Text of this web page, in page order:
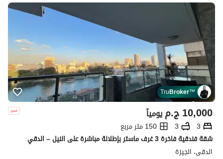
TruBroker™
ج.م10,000 يومياً
3
3
150 متر مربع
شقة فندقية فاخرة 3 غرف ماستر بإطلالة مباشرة على النيل – الدقي
الدقى، الجيزة